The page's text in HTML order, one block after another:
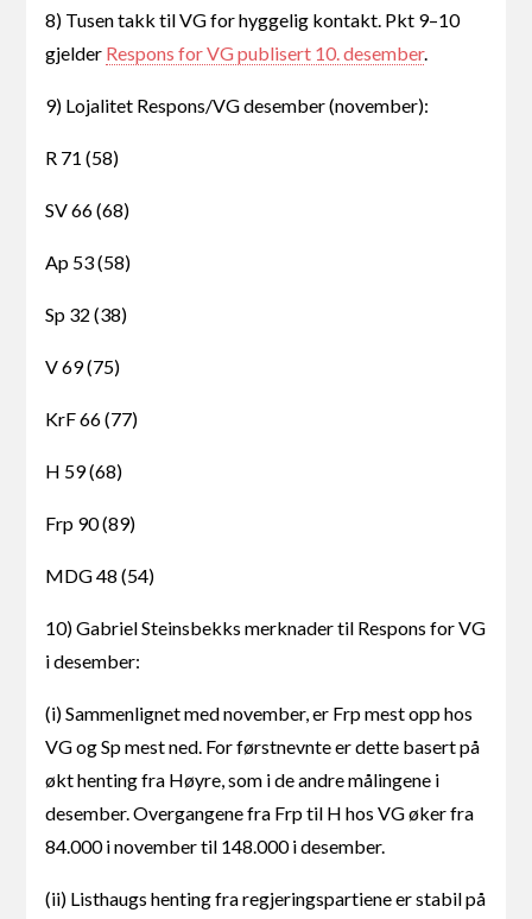
8) Tusen takk til VG for hyggelig kontakt. Pkt 9–10
gjelder Respons for VG publisert 10. desember.
9) Lojalitet Respons/VG desember (november):
R 71 (58)
SV 66 (68)
Ap 53 (58)
Sp 32 (38)
V 69 (75)
KrF 66 (77)
H 59 (68)
Frp 90 (89)
MDG 48 (54)
10) Gabriel Steinsbekks merknader til Respons for VG
i desember:
(i) Sammenlignet med november, er Frp mest opp hos
VG og Sp mest ned. For førstnevnte er dette basert på
økt henting fra Høyre, som i de andre målingene i
desember. Overgangene fra Frp til H hos VG øker fra
84.000 i november til 148.000 i desember.
(ii) Listhaugs henting fra regjeringspartiene er stabil på